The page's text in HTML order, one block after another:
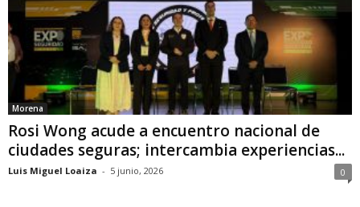
Morena
Rosi Wong acude a encuentro nacional de
ciudades seguras; intercambia experiencias...
Luis Miguel Loaiza - 5 junio, 2026 0